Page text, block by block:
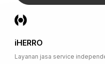
iHERRO
Layanan jasa service